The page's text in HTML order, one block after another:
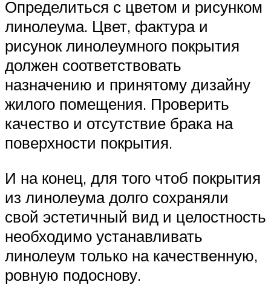
Определиться с цветом и рисунком
линолеума. Цвет, фактура и
рисунок линолеумного покрытия
должен соответствовать
назначению и принятому дизайну
жилого помещения. Проверить
качество и отсутствие брака на
поверхности покрытия.
И на конец, для того чтоб покрытия
из линолеума долго сохраняли
свой эстетичный вид и целостность
необходимо устанавливать
линолеум только на качественную,
ровную подоснову.